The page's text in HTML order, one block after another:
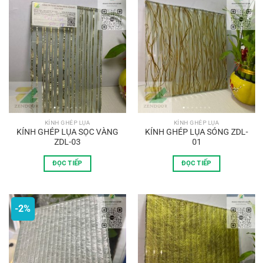
KÍNH GHÉP LỤA
KÍNH GHÉP LỤA SỌC VÀNG
ZDL-03
ĐỌC TIẾP
KÍNH GHÉP LỤA
KÍNH GHÉP LỤA SÓNG ZDL-
01
ĐỌC TIẾP
-2%